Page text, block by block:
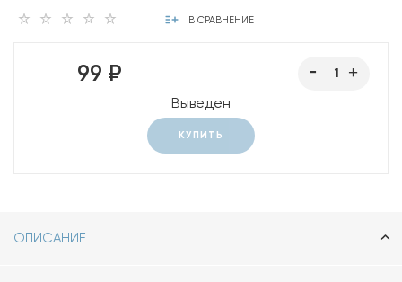
В СРАВНЕНИЕ
99 ₽
Выведен
КУПИТЬ
ОПИСАНИЕ